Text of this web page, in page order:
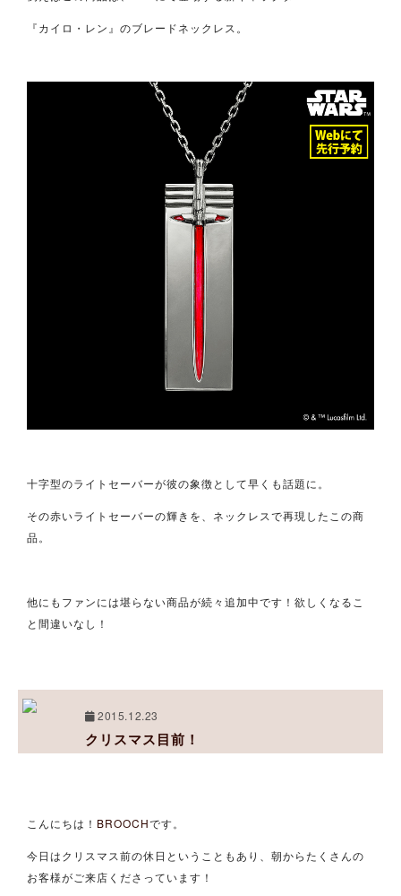
『カイロ・レン』のブレードネックレス。
十字型のライトセーバーが彼の象徴として早くも話題に。
その赤いライトセーバーの輝きを、ネックレスで再現したこの商
品。
他にもファンには堪らない商品が続々追加中です！欲しくなるこ
と間違いなし！
2015.12.23
クリスマス目前！
こんにちは！ BROOCHです。
今日はクリスマス前の休日ということもあり、朝からたくさんの
お客様がご来店くださっています！